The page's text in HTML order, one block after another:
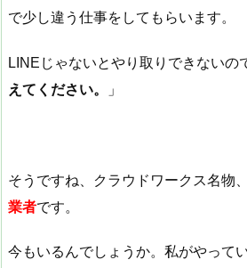
で少し違う仕事をしてもらいます。
LINEじゃないとやり取りできないの
えてください。
」
そうですね、クラウドワークス名物、
業者です。
今もいるんでしょうか。私がやって